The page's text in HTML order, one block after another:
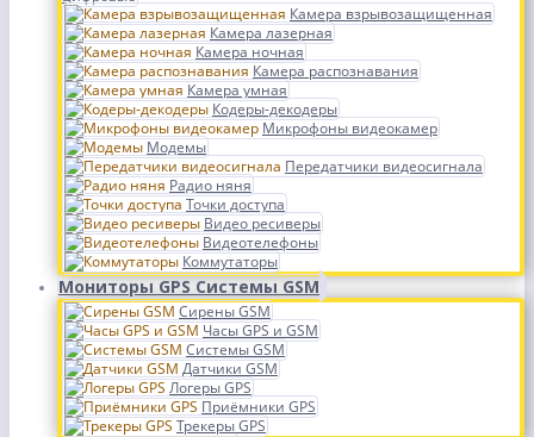
Камера взрывозащищенная
Камера лазерная
Камера ночная
Камера распознавания
Камера умная
Кодеры-декодеры
Микрофоны видеокамер
Модемы
Передатчики видеосигнала
Радио няня
Точки доступа
Видео ресиверы
Видеотелефоны
Коммутаторы
Мониторы GPS Системы GSM
Сирены GSM
Часы GPS и GSM
Системы GSM
Датчики GSM
Логеры GPS
Приёмники GPS
Трекеры GPS